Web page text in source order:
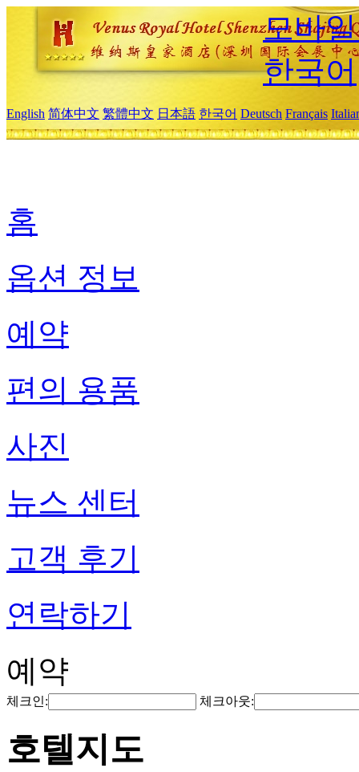
모바
한국어
English 简体中文 繁體中文 日本語 한국어 Deutsch Français
홈
옵션 정보
예약
편의 용품
사진
뉴스 센터
고객 후기
연락하기
예약
체크인: 체크아웃:
호텔지도